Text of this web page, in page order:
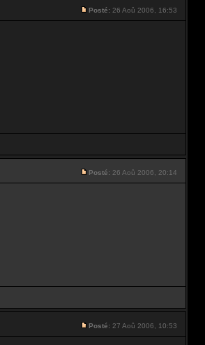
Posté: 26 Aoû 2006, 16:53
Posté: 26 Aoû 2006, 20:14
Posté: 27 Aoû 2006, 10:53